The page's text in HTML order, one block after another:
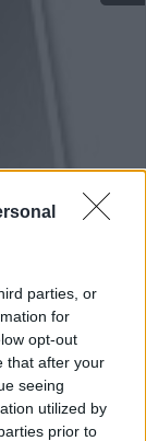
parties, or
for
opt-out
that after your
seeing
utilized by
prior to